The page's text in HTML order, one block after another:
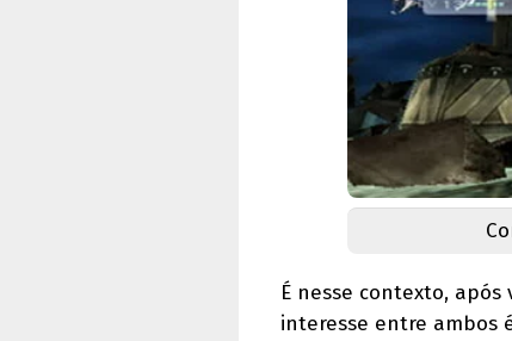
É nesse contexto,
interesse entre ambos